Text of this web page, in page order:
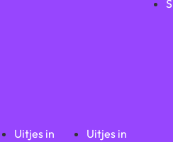
Uitjes in
Uitjes in